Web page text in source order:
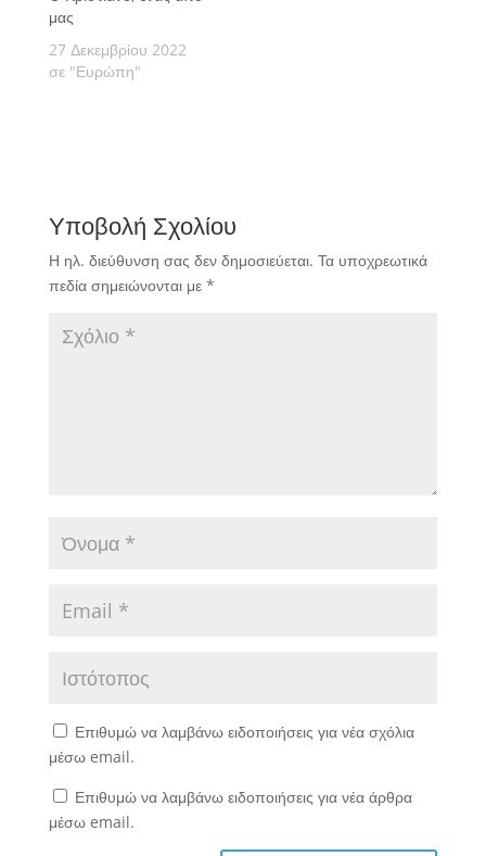
μας
27 Δεκεμβρίου 2022
σε "Ευρώπη"
Υποβολή Σχολίου
Η ηλ. διεύθυνση σας δεν δημοσιεύεται. Τα υποχρεωτικά
πεδία σημειώνονται με *
Επιθυμώ να λαμβάνω ειδοποιήσεις για νέα σχόλια
μέσω email.
Επιθυμώ να λαμβάνω ειδοποιήσεις για νέα άρθρα
μέσω email.